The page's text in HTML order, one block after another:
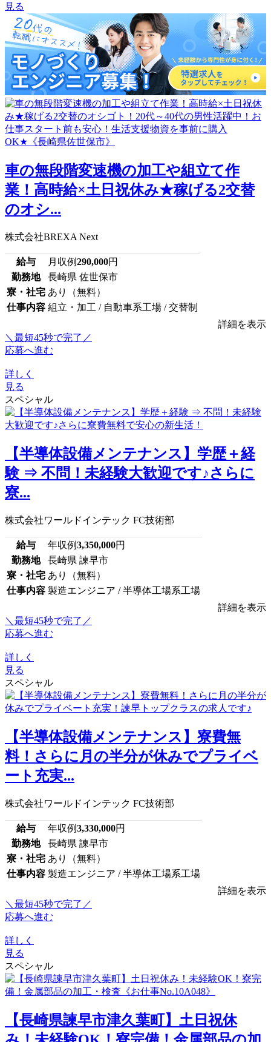
見る
車の無段階変速機の加工や組立て作
業！高時給×土日祝休み★稼げる2交替
のオシ...
株式会社BREXA Next
給与 月収例290,000円
勤務地
長崎県 佐世保市
寮・社宅 あり（無料）
仕事内容 組立・加工 / 自動車系工場 / 交替制
詳細を表示
＼最短45秒で完了／
応募へ進む
詳しく
見る
スペシャル
【半導体設備メンテナンス】学歴＋経
験 ⇒ 不問！未経験大歓迎です♪さらに
寮...
株式会社ワールドインテック FC技術部
給与 年収例3,350,000円
勤務地
長崎県 諫早市
寮・社宅 あり（無料）
仕事内容 製造エンジニア / 半導体工場系工場
詳細を表示
＼最短45秒で完了／
応募へ進む
詳しく
見る
スペシャル
【半導体設備メンテナンス】寮費無
料！さらに月の半分が休みでプライベ
ート充実...
株式会社ワールドインテック FC技術部
給与 年収例3,330,000円
勤務地
長崎県 諫早市
寮・社宅 あり（無料）
仕事内容 製造エンジニア / 半導体工場系工場
詳細を表示
＼最短45秒で完了／
応募へ進む
詳しく
見る
スペシャル
【長崎県諫早市津久葉町】土日祝休